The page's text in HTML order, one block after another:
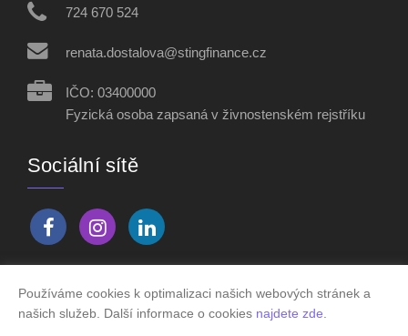
724 670 524
renata.dostalova@stingfinance.cz
IČO: 03400000
Fyzická osoba zapsaná v živnostenském rejstříku
Sociální sítě
Vytvořeno v systémuCHYTRÝ WEB MAKLÉŘE
Používáme cookies k optimalizaci našich webových stránek a
našich služeb. Další informace o cookies najdete zde